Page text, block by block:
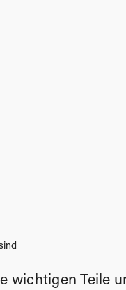
wichtigen Teile